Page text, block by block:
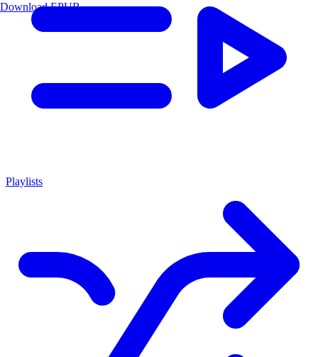
Playlists
Download EPUB